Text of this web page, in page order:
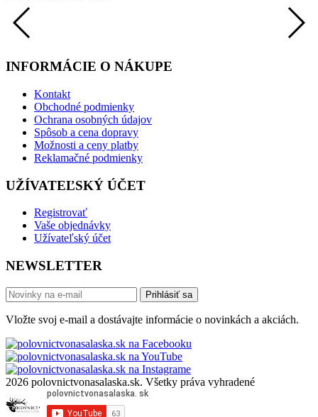
INFORMÁCIE O NÁKUPE
Kontakt
Obchodné podmienky
Ochrana osobných údajov
Spôsob a cena dopravy
Možnosti a ceny platby
Reklamačné podmienky
UŽÍVATEĽSKÝ ÚČET
Registrovať
Vaše objednávky
Užívateľský účet
NEWSLETTER
Prihlásiť sa
Vložte svoj e-mail a dostávajte informácie o novinkách a akciách.
2026 polovnictvonasalaska.sk. Všetky práva vyhradené